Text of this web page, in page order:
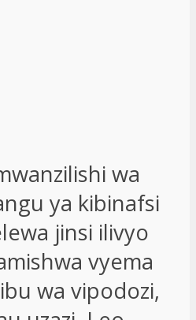
wa
ya kibinafsi
jinsi ilivyo
vyema
wa vipodozi,